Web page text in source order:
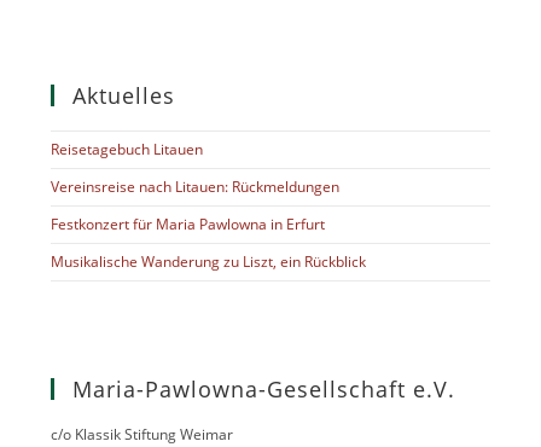
Aktuelles
Reisetagebuch Litauen
Vereinsreise nach Litauen: Rückmeldungen
Festkonzert für Maria Pawlowna in Erfurt
Musikalische Wanderung zu Liszt, ein Rückblick
Maria-Pawlowna-Gesellschaft e.V.
c/o Klassik Stiftung Weimar